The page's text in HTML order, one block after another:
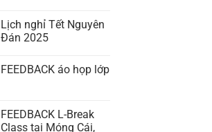
Lịch nghỉ Tết Nguyên
Đán 2025
FEEDBACK áo họp lớp
FEEDBACK L-Break
Class tại Móng Cái,